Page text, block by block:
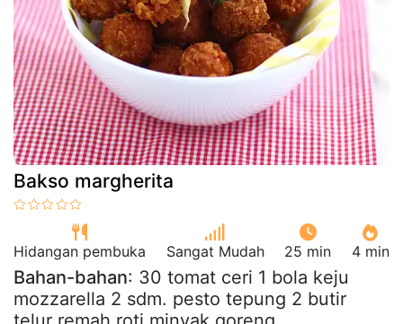
Bakso margherita
Hidangan pembuka Sangat Mudah 25 min 4 min
Bahan-bahan: 30 tomat ceri 1 bola keju
mozzarella 2 sdm. pesto tepung 2 butir